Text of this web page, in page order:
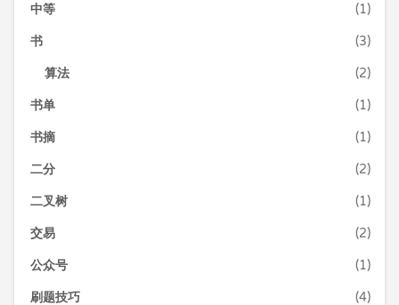
中等 (1)
书 (3)
算法 (2)
书单 (1)
书摘 (1)
二分 (2)
二叉树 (1)
交易 (2)
公众号 (1)
刷题技巧 (4)